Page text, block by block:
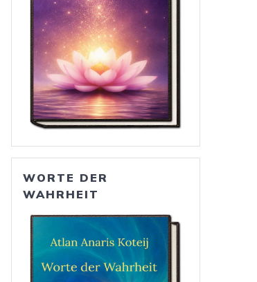
WORTE DER
WAHRHEIT